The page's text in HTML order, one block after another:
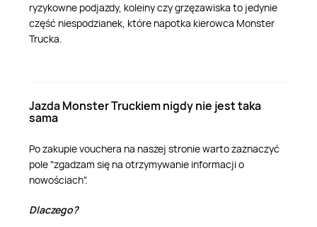
ryzykowne podjazdy, koleiny czy grzęzawiska to jedynie
część niespodzianek, które napotka kierowca Monster
Trucka.
Jazda Monster Truckiem nigdy nie jest taka
sama
Po zakupie vouchera na naszej stronie warto zaznaczyć
pole "zgadzam się na otrzymywanie informacji o
nowościach".
Dlaczego?